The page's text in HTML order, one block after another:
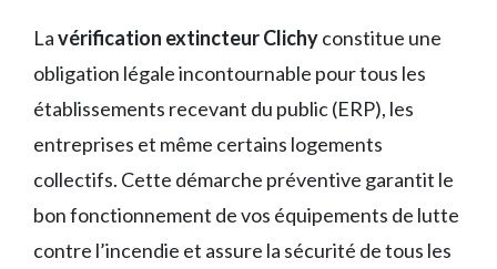
Lavérification extincteur Clichyconstitue une
obligation légale incontournable pour tous les
établissements recevant du public (ERP), les
entreprises et même certains logements
collectifs. Cette démarche préventive garantit le
bon fonctionnement de vos équipements de lutte
contre l’incendie et assure la sécurité de tous les